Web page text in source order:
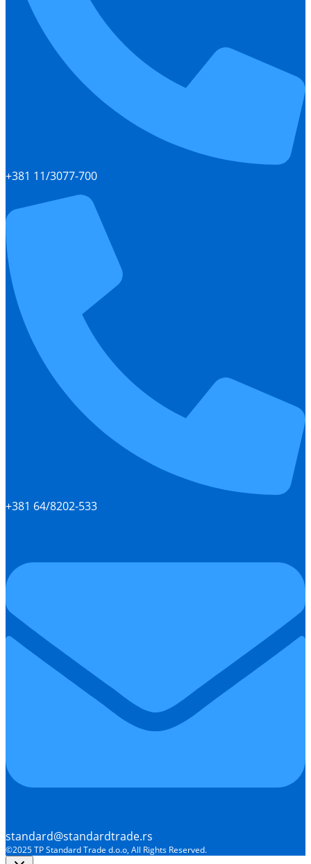
+381 11/3077-700
+381 64/8202-533
standard@standardtrade.rs
©2025 TP Standard Trade d.o.o, All Rights Reserved.